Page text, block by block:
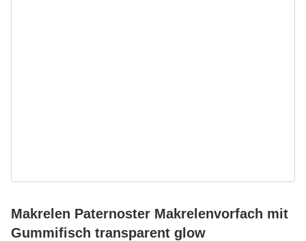
Makrelen Paternoster Makrelenvorfach mit
Gummifisch transparent glow